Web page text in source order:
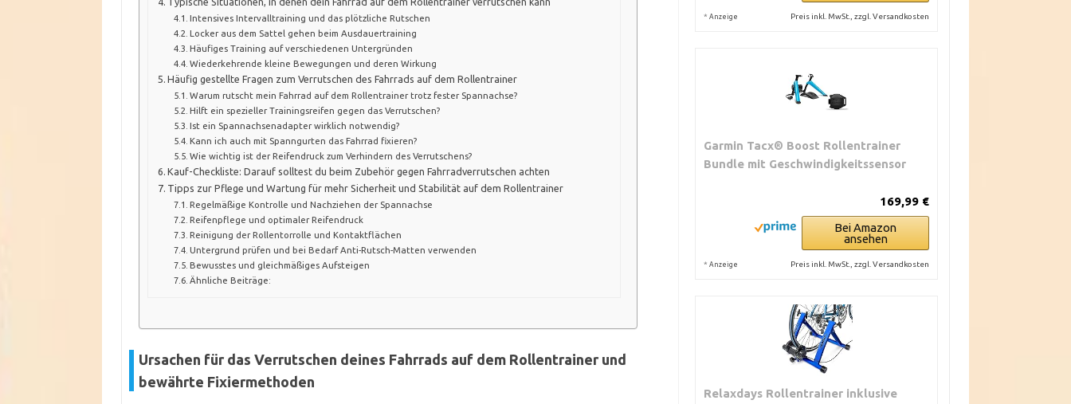
Intensives Intervalltraining und das plötzliche Rutschen
Locker aus dem Sattel gehen beim Ausdauertraining
Häufiges Training auf verschiedenen Untergründen
Wiederkehrende kleine Bewegungen und deren Wirkung
Häufig gestellte Fragen zum Verrutschen des Fahrrads auf dem Rollentrainer
Warum rutscht mein Fahrrad auf dem Rollentrainer trotz fester Spannachse?
Hilft ein spezieller Trainingsreifen gegen das Verrutschen?
Ist ein Spannachsenadapter wirklich notwendig?
Kann ich auch mit Spanngurten das Fahrrad fixieren?
Wie wichtig ist der Reifendruck zum Verhindern des Verrutschens?
Kauf-Checkliste: Darauf solltest du beim Zubehör gegen Fahrradverrutschen achten
Tipps zur Pflege und Wartung für mehr Sicherheit und Stabilität auf dem Rollentrainer
Regelmäßige Kontrolle und Nachziehen der Spannachse
Reifenpflege und optimaler Reifendruck
Reinigung der Rollentorrolle und Kontaktflächen
Untergrund prüfen und bei Bedarf Anti-Rutsch-Matten verwenden
Bewusstes und gleichmäßiges Aufsteigen
Ähnliche Beiträge:
Ursachen für das Verrutschen deines Fahrrads auf dem Rollentrainer und
bewährte Fixiermethoden
* Anzeige Preis inkl. MwSt., zzgl. Versandkosten
Garmin Tacx® Boost Rollentrainer
Bundle mit Geschwindigkeitssensor
169,99 €
Bei Amazon
ansehen
* Anzeige Preis inkl. MwSt., zzgl. Versandkosten
Relaxdays Rollentrainer inklusive